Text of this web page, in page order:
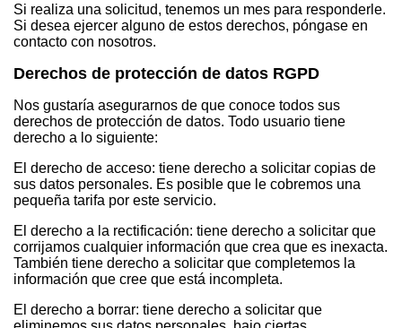
Si realiza una solicitud, tenemos un mes para responderle.
Si desea ejercer alguno de estos derechos, póngase en
contacto con nosotros.
Derechos de protección de datos RGPD
Nos gustaría asegurarnos de que conoce todos sus
derechos de protección de datos. Todo usuario tiene
derecho a lo siguiente:
El derecho de acceso: tiene derecho a solicitar copias de
sus datos personales. Es posible que le cobremos una
pequeña tarifa por este servicio.
El derecho a la rectificación: tiene derecho a solicitar que
corrijamos cualquier información que crea que es inexacta.
También tiene derecho a solicitar que completemos la
información que cree que está incompleta.
El derecho a borrar: tiene derecho a solicitar que